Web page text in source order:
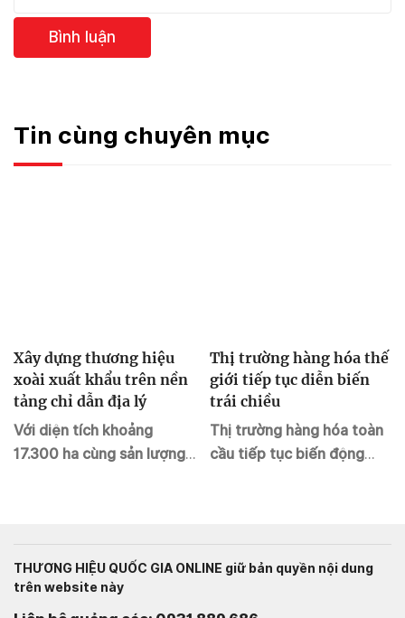
Bình luận
Tin cùng chuyên mục
Xây dựng thương hiệu
xoài xuất khẩu trên nền
tảng chỉ dẫn địa lý
Với diện tích khoảng
17.300 ha cùng sản lượng
xuất khẩu sang các nước
Trung Quốc, Hàn Quốc,
Thị trường hàng hóa thế
giới tiếp tục diễn biến
trái chiều
Thị trường hàng hóa toàn
cầu tiếp tục biến động
THƯƠNG HIỆU QUỐC GIA ONLINE giữ bản quyền nội dung
trên website này